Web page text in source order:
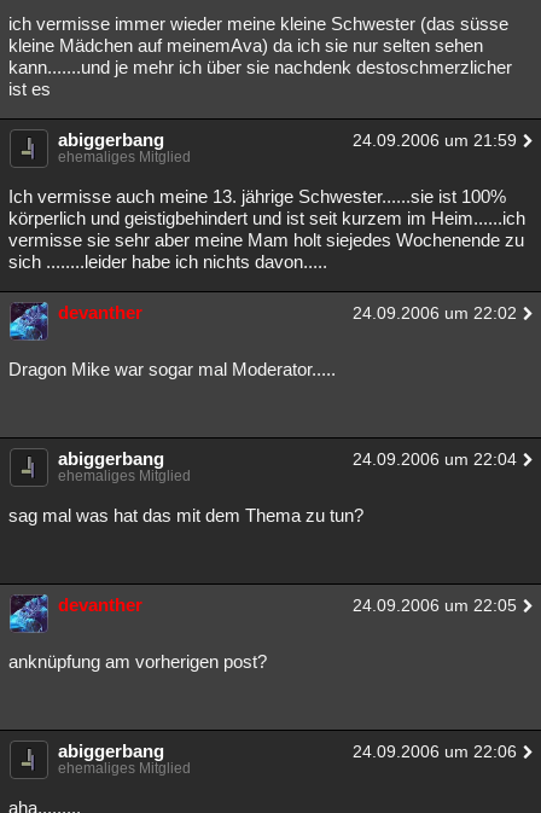
ich vermisse immer wieder meine kleine Schwester (das süsse
kleine Mädchen auf meinemAva) da ich sie nur selten sehen
kann.......und je mehr ich über sie nachdenk destoschmerzlicher
ist es
abiggerbang 24.09.2006 um 21:59
ehemaliges Mitglied
Ich vermisse auch meine 13. jährige Schwester......sie ist 100%
körperlich und geistigbehindert und ist seit kurzem im Heim......ich
vermisse sie sehr aber meine Mam holt siejedes Wochenende zu
sich ........leider habe ich nichts davon.....
devanther 24.09.2006 um 22:02
Dragon Mike war sogar mal Moderator.....
abiggerbang 24.09.2006 um 22:04
ehemaliges Mitglied
sag mal was hat das mit dem Thema zu tun?
devanther 24.09.2006 um 22:05
anknüpfung am vorherigen post?
abiggerbang 24.09.2006 um 22:06
ehemaliges Mitglied
aha.........